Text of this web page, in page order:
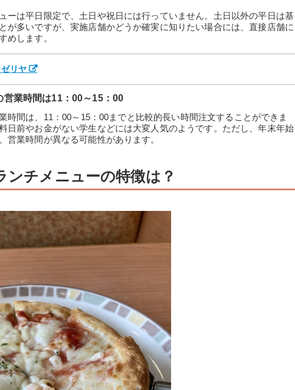
ーは平日限定で、土日や祝日には行っていません。土日以外の平日は基
が多いですが、実施店舗かどうか確実に知りたい場合には、直接店舗に
めします。
リヤ
営業時間は11：00～15：00
時間は、11：00～15：00までと比較的長い時間注文することができま
日前やお金がない学生などには大変人気のようです。ただし、年末年始
営業時間が異なる可能性があります。
ンチメニューの特徴は？